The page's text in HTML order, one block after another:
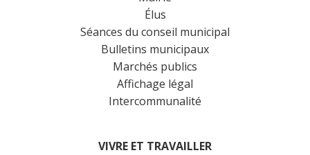
Élus
Séances du conseil municipal
Bulletins municipaux
Marchés publics
Affichage légal
Intercommunalité
VIVRE ET TRAVAILLER